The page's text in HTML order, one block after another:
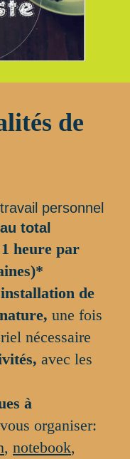
de
personnel
total
1 heure par
de
une fois
nécessaire
avec les
à
organiser:
, notebook,